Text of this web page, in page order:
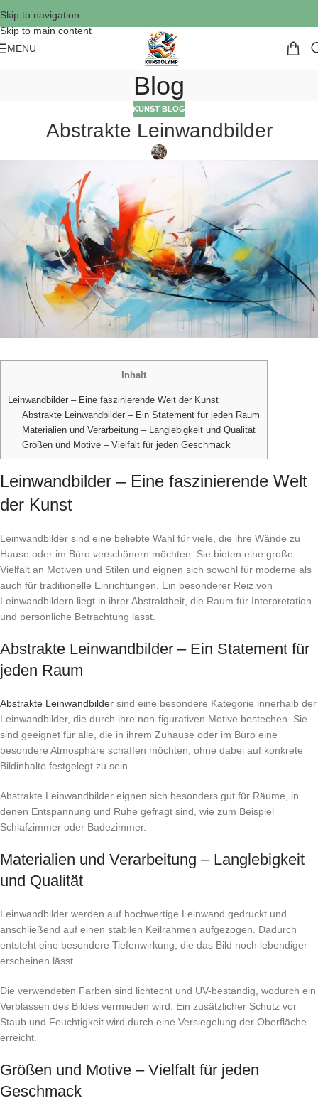
Skip to navigation
Skip to main content
MENU
Blog
KUNST BLOG
Abstrakte Leinwandbilder
Inhalt
Leinwandbilder – Eine faszinierende Welt der Kunst
Abstrakte Leinwandbilder – Ein Statement für jeden Raum
Materialien und Verarbeitung – Langlebigkeit und Qualität
Größen und Motive – Vielfalt für jeden Geschmack
Leinwandbilder – Eine faszinierende Welt
der Kunst
Leinwandbilder sind eine beliebte Wahl für viele, die ihre Wände zu
Hause oder im Büro verschönern möchten. Sie bieten eine große
Vielfalt an Motiven und Stilen und eignen sich sowohl für moderne als
auch für traditionelle Einrichtungen. Ein besonderer Reiz von
Leinwandbildern liegt in ihrer Abstraktheit, die Raum für Interpretation
und persönliche Betrachtung lässt.
Abstrakte Leinwandbilder – Ein Statement für
jeden Raum
Abstrakte Leinwandbilder sind eine besondere Kategorie innerhalb der
Leinwandbilder, die durch ihre non-figurativen Motive bestechen. Sie
sind geeignet für alle, die in ihrem Zuhause oder im Büro eine
besondere Atmosphäre schaffen möchten, ohne dabei auf konkrete
Bildinhalte festgelegt zu sein.
Abstrakte Leinwandbilder eignen sich besonders gut für Räume, in
denen Entspannung und Ruhe gefragt sind, wie zum Beispiel
Schlafzimmer oder Badezimmer.
Materialien und Verarbeitung – Langlebigkeit
und Qualität
Leinwandbilder werden auf hochwertige Leinwand gedruckt und
anschließend auf einen stabilen Keilrahmen aufgezogen. Dadurch
entsteht eine besondere Tiefenwirkung, die das Bild noch lebendiger
erscheinen lässt.
Die verwendeten Farben sind lichtecht und UV-beständig, wodurch ein
Verblassen des Bildes vermieden wird. Ein zusätzlicher Schutz vor
Staub und Feuchtigkeit wird durch eine Versiegelung der Oberfläche
erreicht.
Größen und Motive – Vielfalt für jeden
Geschmack